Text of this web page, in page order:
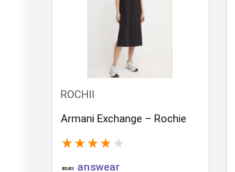
ROCHII
Armani Exchange – Rochie
★ ★ ★ ★ ★
answear